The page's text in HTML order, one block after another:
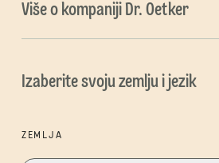
Više o kompaniji Dr. Oetker
Izaberite svoju zemlju i jezik
ZEMLJA